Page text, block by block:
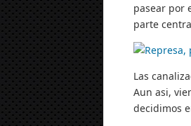
pasear por
parte
Las
Aun asi,
decidimos